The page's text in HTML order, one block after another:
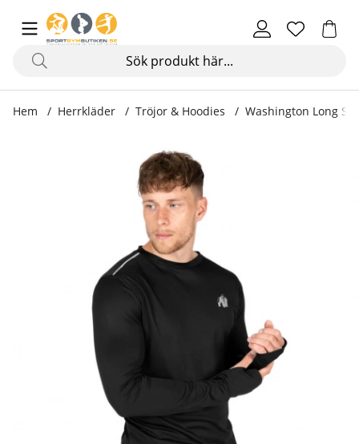
Hem Herrkläder Tröjor & Hoodies Washington Long
Produktbilder Washington Long Sleeve, black